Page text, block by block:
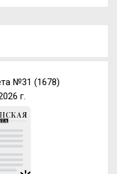
№31 (1678)
г.